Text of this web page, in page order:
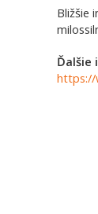
Bližšie
Ďalšie